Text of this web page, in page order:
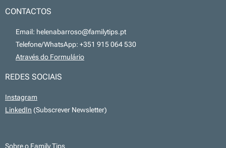
CONTACTOS
📧 Email: helenabarroso@familytips.pt
📞 Telefone/WhatsApp: +351 915 064 530
Através do Formulário
REDES SOCIAIS
Instagram
LinkedIn (Subscrever Newsletter)
Sobre o Family Tips